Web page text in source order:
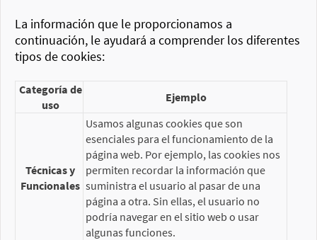
La información que le proporcionamos a
continuación, le ayudará a comprender los diferentes
tipos de cookies:
Categoría de
uso
Ejemplo
Técnicas y
Funcionales
Usamos algunas cookies que son
esenciales para el funcionamiento de la
página web. Por ejemplo, las cookies nos
permiten recordar la información que
suministra el usuario al pasar de una
página a otra. Sin ellas, el usuario no
podría navegar en el sitio web o usar
algunas funciones.